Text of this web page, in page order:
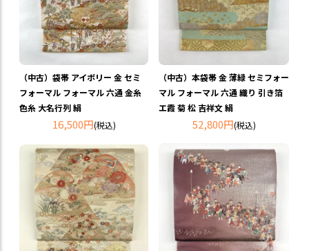
（中古）袋帯 アイボリー 金 セミ
フォーマル フォーマル 六通 金糸
色糸 大名行列 絹
16,500円(税込)
（中古）本袋帯 金 薄緑 セミフォー
マル フォーマル 六通 織り 引き箔
エ霞 菊 松 吉祥文 絹
52,800円(税込)